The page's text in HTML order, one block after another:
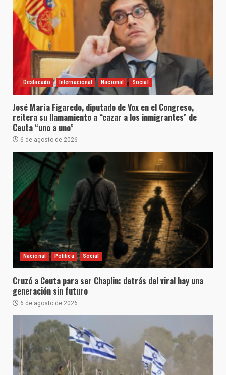
Destacado Internacional Nacional Social
José María Figaredo, diputado de Vox en el Congreso,
reitera su llamamiento a “cazar a los inmigrantes” de
Ceuta “uno a uno”
6 de agosto de 2026
Nacional Política Social
Cruzó a Ceuta para ser Chaplin: detrás del viral hay una
generación sin futuro
6 de agosto de 2026